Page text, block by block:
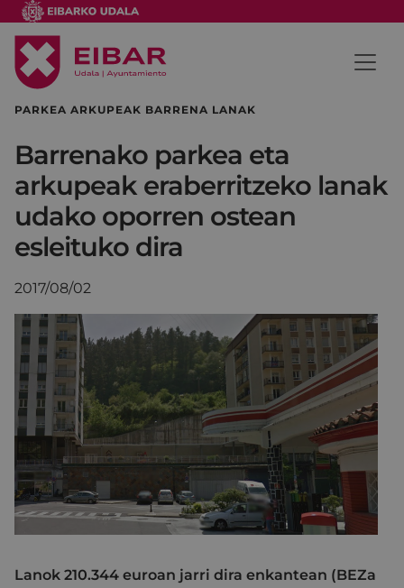
PARKEA ARKUPEAK BARRENA LANAK
Barrenako parkea eta
arkupeak eraberritzeko lanak
udako oporren ostean
esleituko dira
2017/08/02
Lanok 210.344 euroan jarri dira enkantean (BEZa